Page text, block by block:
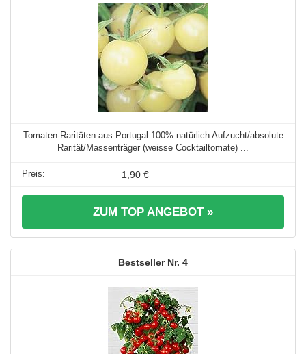
Tomaten-Raritäten aus Portugal 100% natürlich Aufzucht/absolute
Rarität/Massenträger (weisse Cocktailtomate) ...
1,90 €
ZUM TOP ANGEBOT »
4